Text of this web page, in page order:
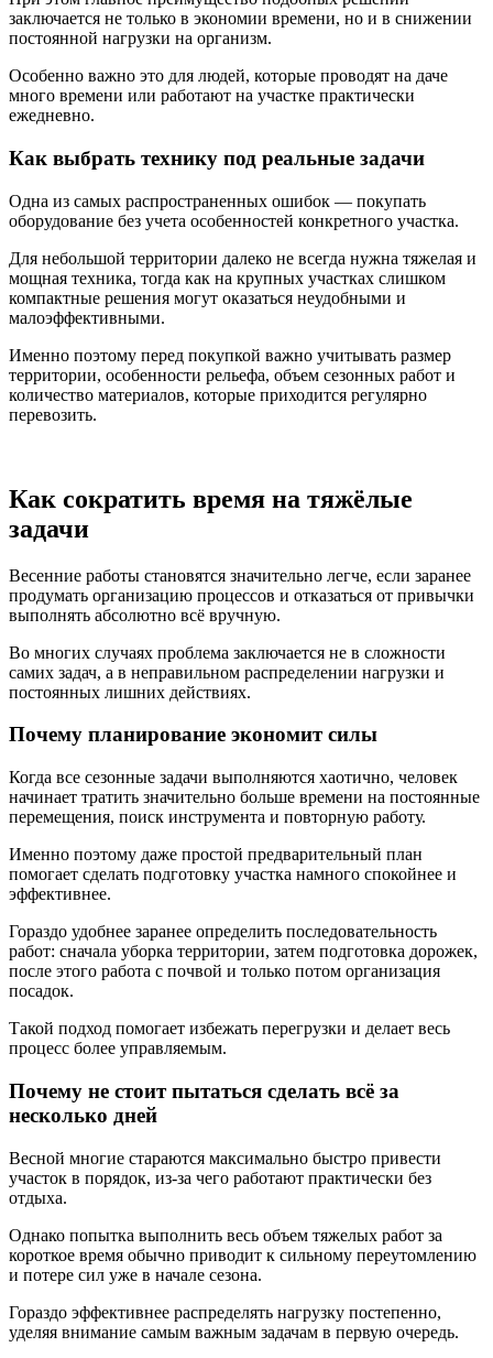
заключается не только в экономии времени, но и в снижении
постоянной нагрузки на организм.
Особенно важно это для людей, которые проводят на даче
много времени или работают на участке практически
ежедневно.
Как выбрать технику под реальные задачи
Одна из самых распространенных ошибок — покупать
оборудование без учета особенностей конкретного участка.
Для небольшой территории далеко не всегда нужна тяжелая и
мощная техника, тогда как на крупных участках слишком
компактные решения могут оказаться неудобными и
малоэффективными.
Именно поэтому перед покупкой важно учитывать размер
территории, особенности рельефа, объем сезонных работ и
количество материалов, которые приходится регулярно
перевозить.
Как сократить время на тяжёлые
задачи
Весенние работы становятся значительно легче, если заранее
продумать организацию процессов и отказаться от привычки
выполнять абсолютно всё вручную.
Во многих случаях проблема заключается не в сложности
самих задач, а в неправильном распределении нагрузки и
постоянных лишних действиях.
Почему планирование экономит силы
Когда все сезонные задачи выполняются хаотично, человек
начинает тратить значительно больше времени на постоянные
перемещения, поиск инструмента и повторную работу.
Именно поэтому даже простой предварительный план
помогает сделать подготовку участка намного спокойнее и
эффективнее.
Гораздо удобнее заранее определить последовательность
работ: сначала уборка территории, затем подготовка дорожек,
после этого работа с почвой и только потом организация
посадок.
Такой подход помогает избежать перегрузки и делает весь
процесс более управляемым.
Почему не стоит пытаться сделать всё за
несколько дней
Весной многие стараются максимально быстро привести
участок в порядок, из-за чего работают практически без
отдыха.
Однако попытка выполнить весь объем тяжелых работ за
короткое время обычно приводит к сильному переутомлению
и потере сил уже в начале сезона.
Гораздо эффективнее распределять нагрузку постепенно,
уделяя внимание самым важным задачам в первую очередь.